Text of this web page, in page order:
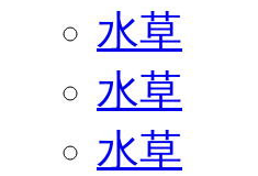
水草
水草
水草